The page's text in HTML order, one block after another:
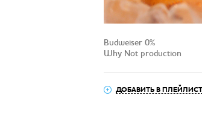
Budweiser 0%
Why Not production
ДОБАВИТЬ В ПЛЕЙЛИСТ